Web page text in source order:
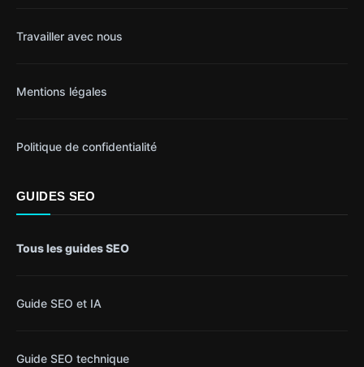
Travailler avec nous
Mentions légales
Politique de confidentialité
GUIDES SEO
Tous les guides SEO
Guide SEO et IA
Guide SEO technique